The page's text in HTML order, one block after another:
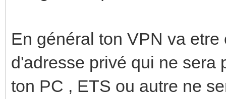
En général ton VPN va
d'adresse privé qui ne sera
ton PC , ETS ou autre ne